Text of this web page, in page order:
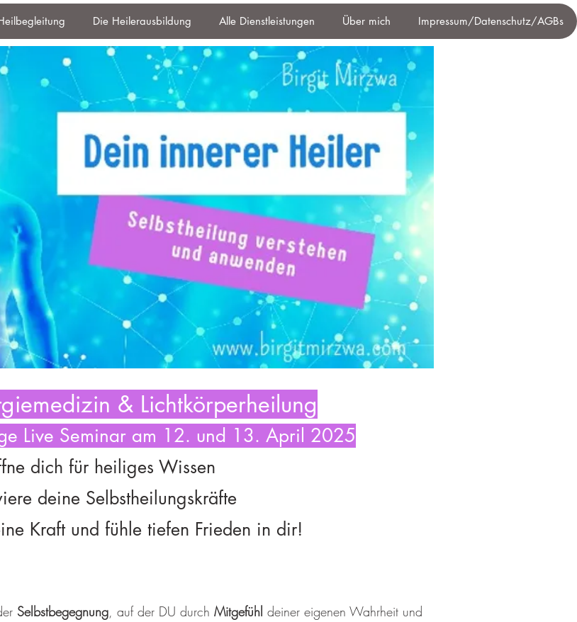
Die Heilerausbildung Alle Dienstleistungen Über mich Impressum/Datenschutz/AGBs
& Lichtkörperheilung
Live Seminar am 12. und 13. April 2025
dich für heiliges Wissen
deine Selbstheilungskräfte
Kraft und fühle tiefen Frieden in dir!
Selbstbegegnung, auf der DU durch Mitgefühl deiner eigenen Wahrheit und